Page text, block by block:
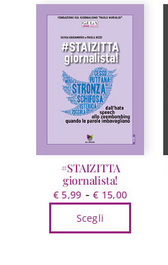
#STAIZITTA
giornalista!
€ 5,99 - € 15,00Fascia
Scegli